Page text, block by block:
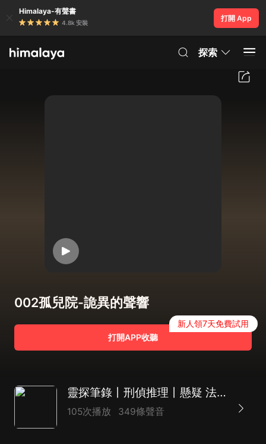
Himalaya-有聲書
4.8k 安裝
打開 App
探索
002孤兒院-詭異的聲響
打開APP收聽
新人領7天免費試用
靈探筆錄丨刑偵推理丨懸疑 法醫探案 迷案 多播
105次播放 349條聲音